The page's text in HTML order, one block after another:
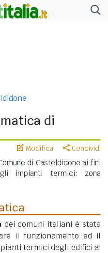
di
Modifica Condividi
di Casteldidone ai fini
impianti termici: zona
dei comuni italiani è stata
il funzionamento ed il
termici degli edifici ai